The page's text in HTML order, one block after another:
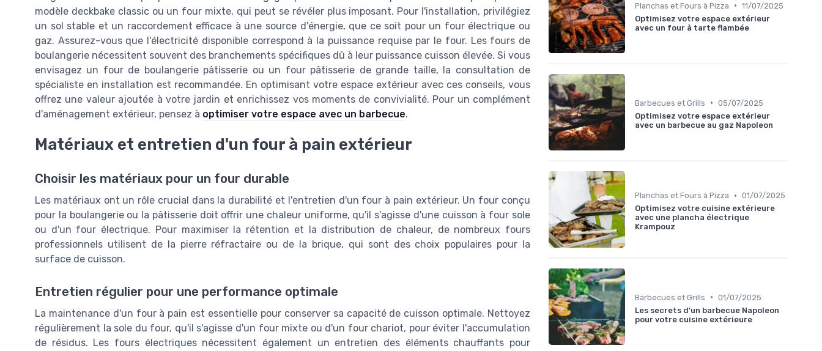
modèle deckbake classic ou un four mixte, qui peut se révéler plus imposant. Pour l'installation, privilégiez
un sol stable et un raccordement efficace à une source d'énergie, que ce soit pour un four électrique ou
gaz. Assurez-vous que l'électricité disponible correspond à la puissance requise par le four. Les fours de
boulangerie nécessitent souvent des branchements spécifiques dû à leur puissance cuisson élevée. Si vous
envisagez un four de boulangerie pâtisserie ou un four pâtisserie de grande taille, la consultation de
spécialiste en installation est recommandée. En optimisant votre espace extérieur avec ces conseils, vous
offrez une valeur ajoutée à votre jardin et enrichissez vos moments de convivialité. Pour un complément
d'aménagement extérieur, pensez à optimiser votre espace avec un barbecue.
Matériaux et entretien d'un four à pain extérieur
Choisir les matériaux pour un four durable
Les matériaux ont un rôle crucial dans la durabilité et l'entretien d'un four à pain extérieur. Un four conçu
pour la boulangerie ou la pâtisserie doit offrir une chaleur uniforme, qu'il s'agisse d'une cuisson à four sole
ou d'un four électrique. Pour maximiser la rétention et la distribution de chaleur, de nombreux fours
professionnels utilisent de la pierre réfractaire ou de la brique, qui sont des choix populaires pour la
surface de cuisson.
Entretien régulier pour une performance optimale
La maintenance d'un four à pain est essentielle pour conserver sa capacité de cuisson optimale. Nettoyez
régulièrement la sole du four, qu'il s'agisse d'un four mixte ou d'un four chariot, pour éviter l'accumulation
de résidus. Les fours électriques nécessitent également un entretien des éléments chauffants pour
Planchas et Fours à Pizza • 11/07/2025
Optimisez votre espace extérieur
avec un four à tarte flambée
Barbecues et Grills • 05/07/2025
Optimisez votre espace extérieur
avec un barbecue au gaz Napoleon
Planchas et Fours à Pizza • 01/07/2025
Optimisez votre cuisine extérieure
avec une plancha électrique
Krampouz
Barbecues et Grills • 01/07/2025
Les secrets d'un barbecue Napoleon
pour votre cuisine extérieure